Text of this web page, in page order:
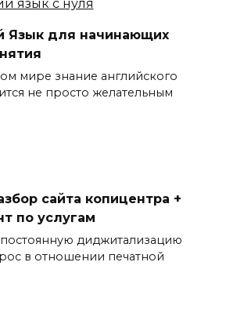
Язык для начинающих
мире знание английского
не просто желательным
сайта копицентра +
по услугам
диджитализацию
в отношении печатной